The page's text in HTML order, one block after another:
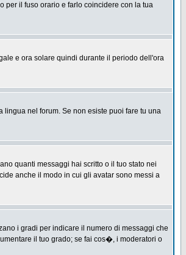
per il fuso orario e farlo coincidere con la tua
e ora solare quindi durante il periodo dell'ora
nel forum. Se non esiste puoi fare tu una
quanti messaggi hai scritto o il tuo stato nei
anche il modo in cui gli avatar sono messi a
i gradi per indicare il numero di messaggi che
il tuo grado; se fai cos�, i moderatori o